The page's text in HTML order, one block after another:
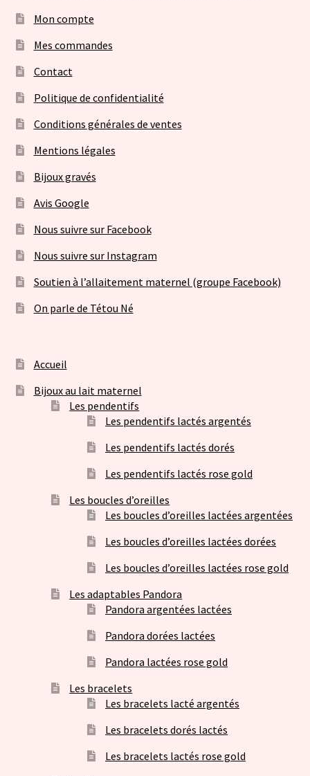
Mon compte
Mes commandes
Contact
Politique de confidentialité
Conditions générales de ventes
Mentions légales
Bijoux gravés
Avis Google
Nous suivre sur Facebook
Nous suivre sur Instagram
Soutien à l’allaitement maternel (groupe Facebook)
On parle de Tétou Né
Accueil
Bijoux au lait maternel
Les pendentifs
Les pendentifs lactés argentés
Les pendentifs lactés dorés
Les pendentifs lactés rose gold
Les boucles d’oreilles
Les boucles d’oreilles lactées argentées
Les boucles d’oreilles lactées dorées
Les boucles d’oreilles lactées rose gold
Les adaptables Pandora
Pandora argentées lactées
Pandora dorées lactées
Pandora lactées rose gold
Les bracelets
Les bracelets lacté argentés
Les bracelets dorés lactés
Les bracelets lactés rose gold